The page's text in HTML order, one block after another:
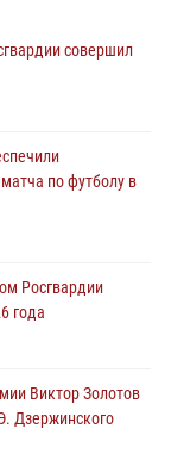
Николая
совершил
по футболу в
Росгвардии
года
Виктор Золотов
Дзержинского